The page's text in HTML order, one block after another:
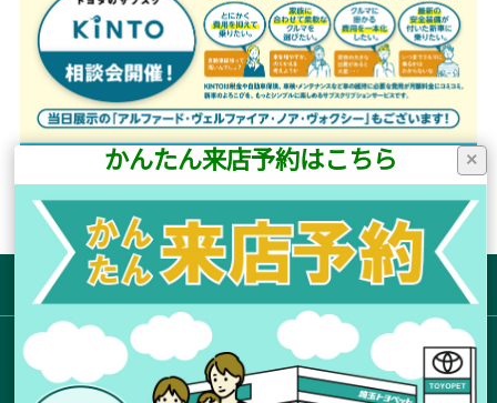
サイトマップ
お店を探す
新車拠点からさがす
×
かんたん来店予約はこちら